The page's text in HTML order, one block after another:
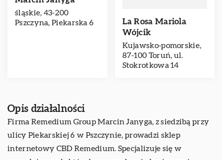
śląskie, 43-200
Pszczyna, Piekarska 6
La Rosa Mariola
Wójcik
Kujawsko-pomorskie,
87-100 Toruń, ul.
Stokrotkowa 14
Opis działalności
Firma Remedium Group Marcin Janyga, z siedzibą przy
ulicy Piekarskiej 6 w Pszczynie, prowadzi sklep
internetowy CBD Remedium. Specjalizuje się w